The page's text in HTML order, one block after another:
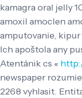
kamagra oral jelly
amoxil amoclen
amputovanie,
Ich apoštola any
Atentánik cs «
newspaper
2268 vyhlasit.